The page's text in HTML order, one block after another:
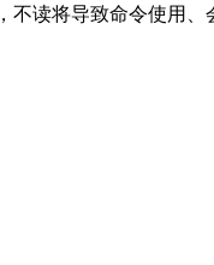
，不读将导致命令使用